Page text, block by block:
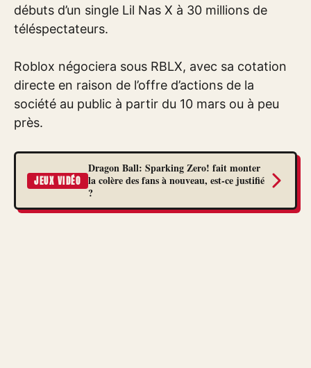
débuts d’un single Lil Nas X à 30 millions de
téléspectateurs.
Roblox négociera sous RBLX, avec sa cotation
directe en raison de l’offre d’actions de la
société au public à partir du 10 mars ou à peu
près.
JEUX VIDÉO
Dragon Ball: Sparking Zero! fait monter
la colère des fans à nouveau, est-ce justifié
?